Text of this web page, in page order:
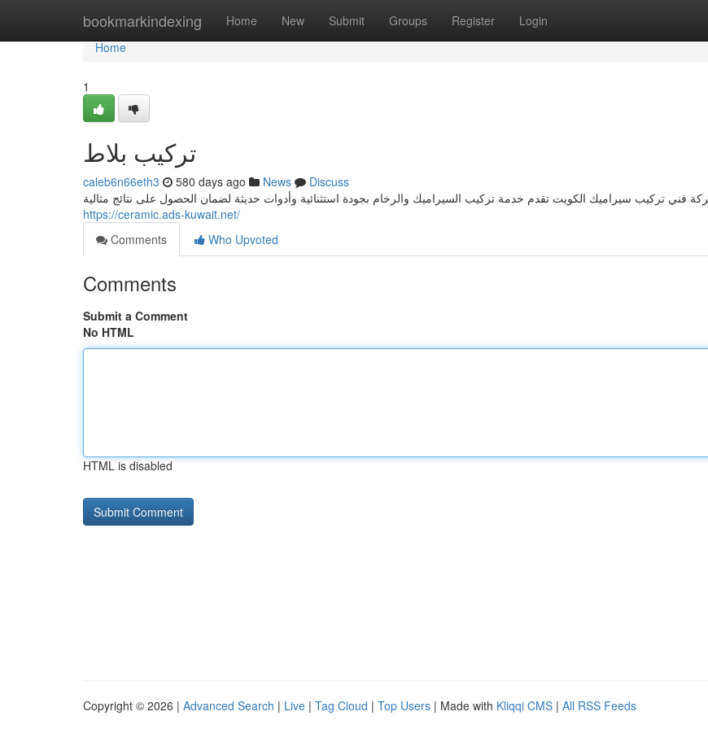
bookmarkindexing Home New Submit Groups Register Login
Home
Home
1
تركيب بلاط
caleb6n66eth3 580 days ago News
Discuss
https://ceramic.ads-kuwait.net/
Comments
Who Upvoted
Comments
Submit a Comment
No HTML
HTML is disabled
Copyright © 2026 | Advanced Search | Live | Tag Cloud | Top Users | Made with Kliqqi CMS | All RSS Feeds